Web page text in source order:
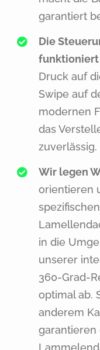
garantiert
Die
funktioniert
Druck auf
Swipe auf
modernen
das
zuverlässig.
Wir legen
orientieren
in die
unserer
360-Grad-
optimal ab.
anderem
garantieren